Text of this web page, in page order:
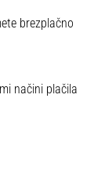
brezplačno
načini plačila